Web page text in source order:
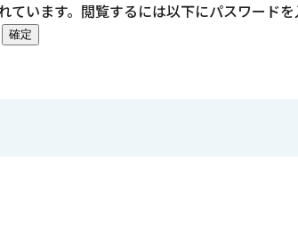
います。閲覧するには以下にパスワードを